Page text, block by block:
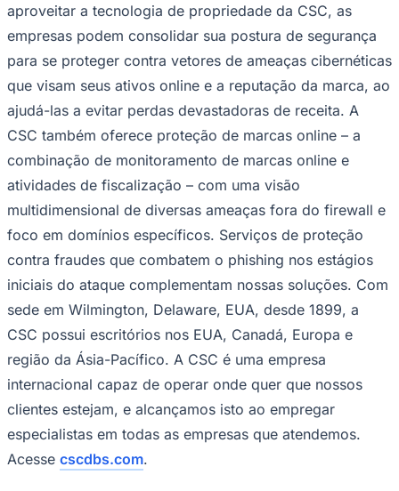
Fluminense
aproveitar a tecnologia de propriedade da CSC, as
empresas podem consolidar sua postura de segurança
para se proteger contra vetores de ameaças cibernéticas
que visam seus ativos online e a reputação da marca, ao
ajudá-las a evitar perdas devastadoras de receita. A
CSC também oferece proteção de marcas online – a
combinação de monitoramento de marcas online e
atividades de fiscalização – com uma visão
multidimensional de diversas ameaças fora do firewall e
foco em domínios específicos. Serviços de proteção
contra fraudes que combatem o phishing nos estágios
iniciais do ataque complementam nossas soluções. Com
sede em Wilmington, Delaware, EUA, desde 1899, a
CSC possui escritórios nos EUA, Canadá, Europa e
região da Ásia-Pacífico. A CSC é uma empresa
internacional capaz de operar onde quer que nossos
clientes estejam, e alcançamos isto ao empregar
especialistas em todas as empresas que atendemos.
Acesse cscdbs.com.